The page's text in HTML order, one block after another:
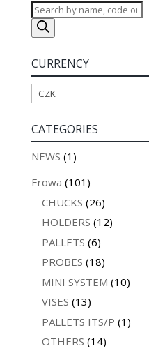
Products
search
CURRENCY
CATEGORIES
NEWS (1)
Erowa (101)
CHUCKS (26)
HOLDERS (12)
PALLETS (6)
PROBES (18)
MINI SYSTEM (10)
VISES (13)
PALLETS ITS/P (1)
OTHERS (14)